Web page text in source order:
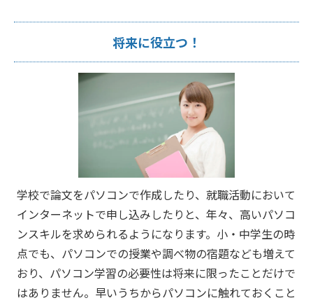
将来に役立つ！
学校で論文をパソコンで作成したり、就職活動において
インターネットで申し込みしたりと、年々、高いパソコ
ンスキルを求められるようになります。小・中学生の時
点でも、パソコンでの授業や調べ物の宿題なども増えて
おり、パソコン学習の必要性は将来に限ったことだけで
はありません。早いうちからパソコンに触れておくこと